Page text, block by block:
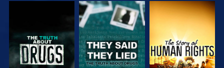
ΠΑΡΑΚΟΛΟΥΘΗΣΤΕ ΠΑΡΑΚΟΛΟΥΘΗΣΤΕ ΠΑΡΑΚΟΛΟΥΘΗΣΤΕ